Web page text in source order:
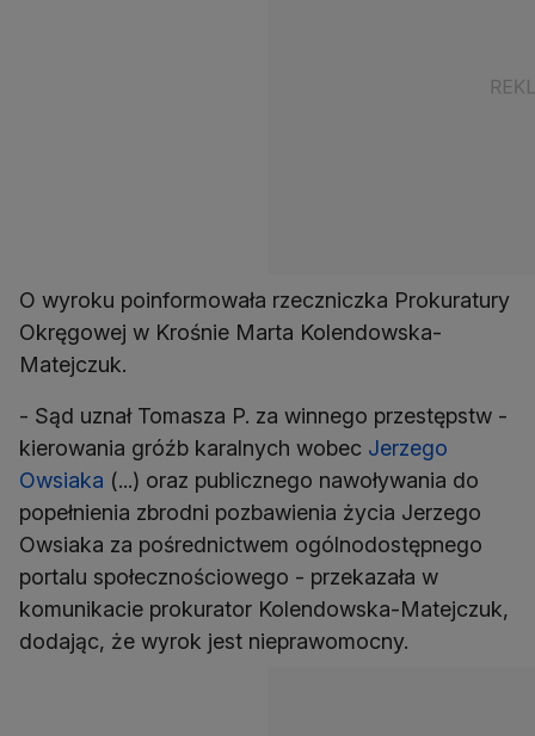
O wyroku poinformowała rzeczniczka Prokuratury
Okręgowej w Krośnie Marta Kolendowska-
Matejczuk.
- Sąd uznał Tomasza P. za winnego przestępstw -
kierowania gróźb karalnych wobec Jerzego
Owsiaka (...) oraz publicznego nawoływania do
popełnienia zbrodni pozbawienia życia Jerzego
Owsiaka za pośrednictwem ogólnodostępnego
portalu społecznościowego - przekazała w
komunikacie prokurator Kolendowska-Matejczuk,
dodając, że wyrok jest nieprawomocny.